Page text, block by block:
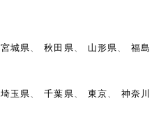
宮城県 、秋田県 山形県 、福島
埼玉県 、千葉県 東京
神奈川